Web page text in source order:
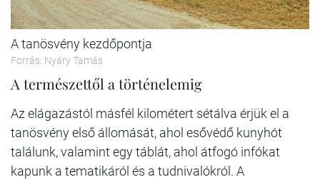
A tanösvény kezdőpontja
Forrás: Nyáry Tamás
A természettől a történelemig
Az elágazástól másfél kilométert sétálva érjük el a
tanösvény első állomását, ahol esővédő kunyhót
találunk, valamint egy táblát, ahol átfogó infókat
kapunk a tematikáról és a tudnivalókról. A